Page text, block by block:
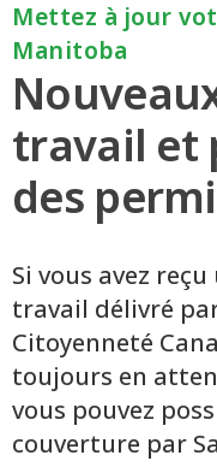
Mettez à jour
Manitoba
travail et
des
Si vous avez
travail délivré
Citoyenneté
toujours en
vous pouvez
couverture par